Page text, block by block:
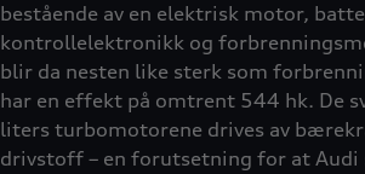
bestående av en elektrisk motor,
kontrollelektronikk og
blir da nesten like sterk som
har en effekt på omtrent 544 hk. De
liters turbomotorene drives av
drivstoff – en forutsetning for at Audi